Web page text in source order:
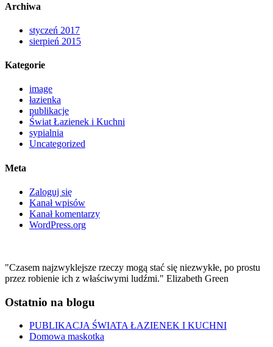
Archiwa
styczeń 2017
sierpień 2015
Kategorie
image
łazienka
publikacje
Świat Łazienek i Kuchni
sypialnia
Uncategorized
Meta
Zaloguj się
Kanał wpisów
Kanał komentarzy
WordPress.org
"Czasem najzwyklejsze rzeczy mogą stać się niezwykłe, po prostu
przez robienie ich z właściwymi ludźmi." Elizabeth Green
Ostatnio na blogu
PUBLIKACJA ŚWIATA ŁAZIENEK I KUCHNI
Domowa maskotka